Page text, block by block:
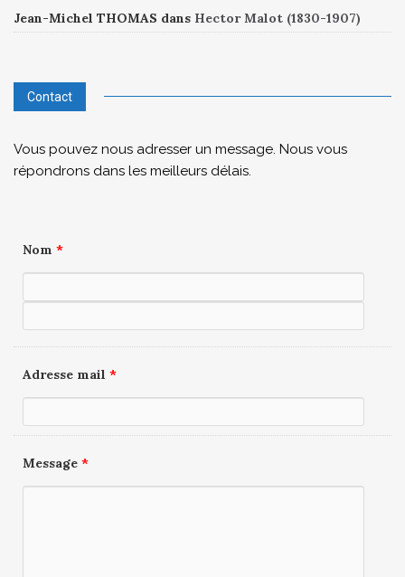
Jean-Michel THOMAS dans Hector Malot (1830-1907)
Contact
Vous pouvez nous adresser un message. Nous vous
répondrons dans les meilleurs délais.
Nom *
Adresse mail *
Message *